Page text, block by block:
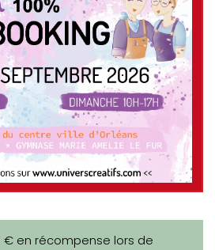
€ en récompense lors de